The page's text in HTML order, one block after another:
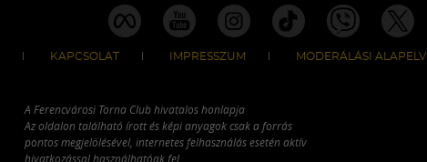
KAPCSOLAT IMPRESSZUM MODERÁLÁSI
A Ferencvárosi Torna Club hivatalos honlapja
Az oldalon található írott és képi anyagok csak a forrás
pontos megjelölésével, internetes felhasználás esetén aktív
hivatkozással használhatóak fel.